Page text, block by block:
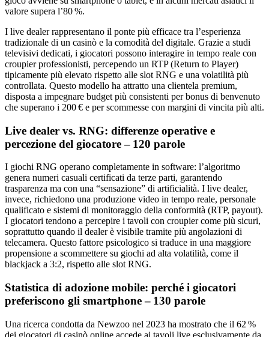
valore supera l’80 %.
I live dealer rappresentano il ponte più efficace tra l’esperienza
tradizionale di un casinò e la comodità del digitale. Grazie a studi
televisivi dedicati, i giocatori possono interagire in tempo reale con
croupier professionisti, percependo un RTP (Return to Player)
tipicamente più elevato rispetto alle slot RNG e una volatilità più
controllata. Questo modello ha attratto una clientela premium,
disposta a impegnare budget più consistenti per bonus di benvenuto
che superano i 200 € e per scommesse con margini di vincita più alti.
Live dealer vs. RNG: differenze operative e
percezione del giocatore – 120 parole
I giochi RNG operano completamente in software: l’algoritmo
genera numeri casuali certificati da terze parti, garantendo
trasparenza ma con una “sensazione” di artificialità. I live dealer,
invece, richiedono una produzione video in tempo reale, personale
qualificato e sistemi di monitoraggio della conformità (RTP, payout).
I giocatori tendono a percepire i tavoli con croupier come più sicuri,
soprattutto quando il dealer è visibile tramite più angolazioni di
telecamera. Questo fattore psicologico si traduce in una maggiore
propensione a scommettere su giochi ad alta volatilità, come il
blackjack a 3:2, rispetto alle slot RNG.
Statistica di adozione mobile: perché i giocatori
preferiscono gli smartphone – 130 parole
Una ricerca condotta da Newzoo nel 2023 ha mostrato che il 62 %
dei giocatori di casinò online accede ai tavoli live esclusivamente da